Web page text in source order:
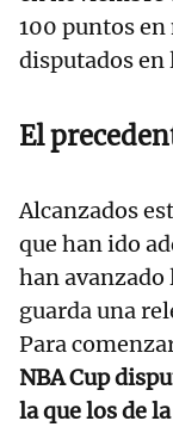
100 puntos
disputados en
El
Alcanzados
que han ido
han avanzado
guarda una
Para
NBA Cup
la que los de la